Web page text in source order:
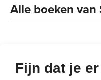
Fijn dat je
Alle boeken van